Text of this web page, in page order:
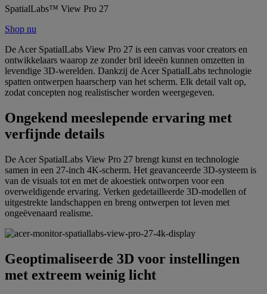
SpatialLabs™ View Pro 27
Shop nu
De Acer SpatialLabs View Pro 27 is een canvas voor creators en
ontwikkelaars waarop ze zonder bril ideeën kunnen omzetten in
levendige 3D-werelden. Dankzij de Acer SpatialLabs technologie
spatten ontwerpen haarscherp van het scherm. Elk detail valt op,
zodat concepten nog realistischer worden weergegeven.
Ongekend meeslepende ervaring met
verfijnde details
De Acer SpatialLabs View Pro 27 brengt kunst en technologie
samen in een 27-inch 4K-scherm. Het geavanceerde 3D-systeem is
van de visuals tot en met de akoestiek ontworpen voor een
overweldigende ervaring. Verken gedetailleerde 3D-modellen of
uitgestrekte landschappen en breng ontwerpen tot leven met
ongeëvenaard realisme.
Geoptimaliseerde 3D voor instellingen
met extreem weinig licht